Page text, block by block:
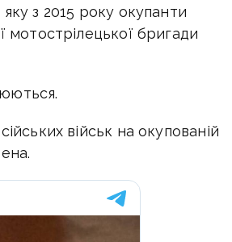
з 2015 року окупанти
мотострілецької бригади
військ на окупованій